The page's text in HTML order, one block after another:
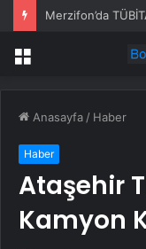
Merzifon’da
Menü
Anasayfa / Haber
Haber
Ataşehir
Kamyon